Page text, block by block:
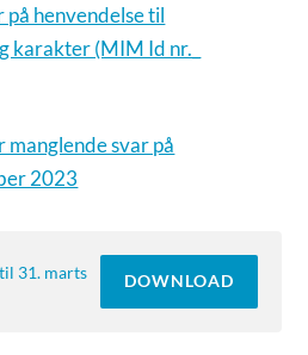
henvendelse til
karakter (MIM Id nr._
svar på
2023
31. marts
DOWNLOAD